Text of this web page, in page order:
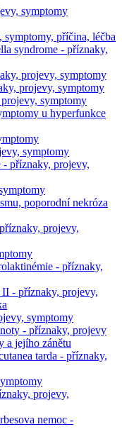
symptomy
příčina, léčba
syndrome - příznaky,
projevy, symptomy
projevy, symptomy
symptomy
u hyperfunkce
symptomy
příznaky, projevy,
poporodní nekróza
projevy,
- příznaky,
- příznaky, projevy,
symptomy
- příznaky, projevy
a jejího zánětu
tarda - příznaky,
projevy,
nemoc -